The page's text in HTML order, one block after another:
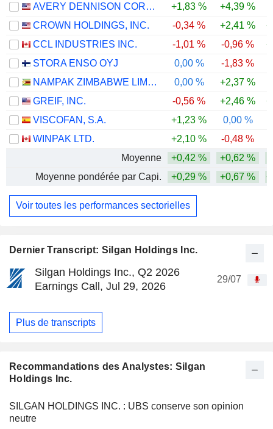
Dernier Transcript: Silgan Holdings Inc.
Silgan Holdings Inc., Q2 2026
Earnings Call, Jul 29, 2026
29/07
Plus de transcripts
Recommandations des Analystes: Silgan
Holdings Inc.
SILGAN HOLDINGS INC. : UBS conserve son opinion
neutre
AVERY DENNISON CORPORATION
+1,83 % +4,39 %
CROWN HOLDINGS, INC.
-0,34 % +2,41 %
CCL INDUSTRIES INC.
-1,01 % -0,96 %
STORA ENSO OYJ
0,00 % -1,83 %
NAMPAK ZIMBABWE LIMITED
0,00 % +2,37 %
GREIF, INC.
-0,56 % +2,46 %
VISCOFAN, S.A.
+1,23 % 0,00 %
WINPAK LTD.
+2,10 % -0,48 %
Moyenne
+0,42 % +0,62 %
Moyenne pondérée par Capi.
+0,29 % +0,67 %
Voir toutes les performances sectorielles